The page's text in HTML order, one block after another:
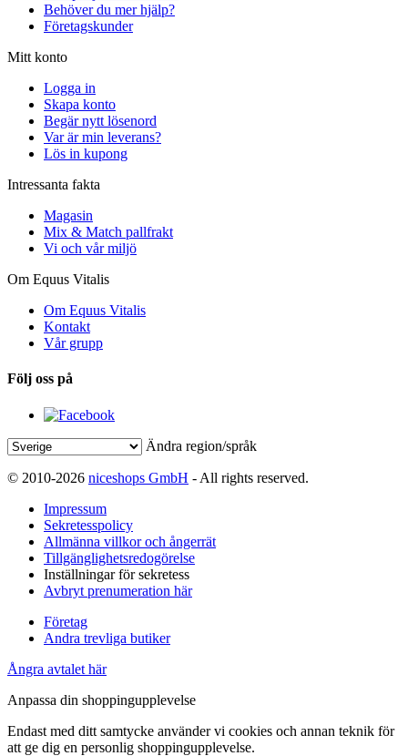
Behöver du mer hjälp?
Företagskunder
Mitt konto
Logga in
Skapa konto
Begär nytt lösenord
Var är min leverans?
Lös in kupong
Intressanta fakta
Magasin
Mix & Match pallfrakt
Vi och vår miljö
Om Equus Vitalis
Om Equus Vitalis
Kontakt
Vår grupp
Följ oss på
Ändra region/språk
© 2010-2026 niceshops GmbH - All rights reserved.
Impressum
Sekretesspolicy
Allmänna villkor och ångerrät
Tillgänglighetsredogörelse
Inställningar för sekretess
Avbryt prenumeration här
Företag
Andra trevliga butiker
Ångra avtalet här
Anpassa din shoppingupplevelse
Endast med ditt samtycke använder vi cookies och annan teknik för
att ge dig en personlig shoppingupplevelse.